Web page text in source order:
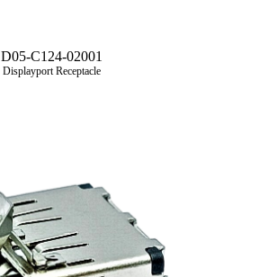
D05-C124-02001
Displayport Receptacle